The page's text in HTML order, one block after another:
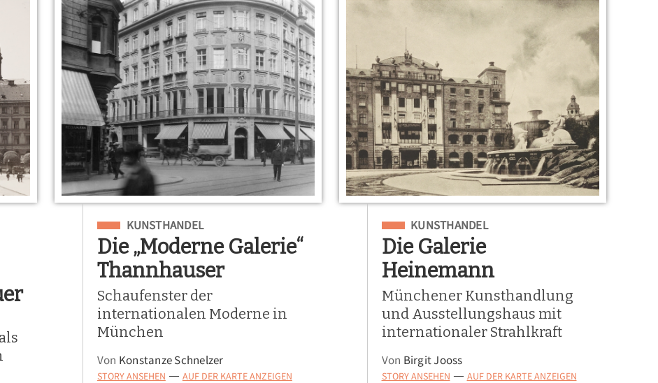
Eingeordnet unter
KUNSTHANDEL
Die „Moderne Galerie“
Thannhauser
Schaufenster der
internationalen Moderne in
München
Von Konstanze Schnelzer
STORY ANSEHEN — AUF DER KARTE ANZEIGEN
Eingeordnet unter
KUNSTHANDEL
Die Galerie
Heinemann
Münchener Kunsthandlung
und Ausstellungshaus mit
internationaler Strahlkraft
Von Birgit Jooss
STORY ANSEHEN — AUF DER KARTE ANZEIGEN